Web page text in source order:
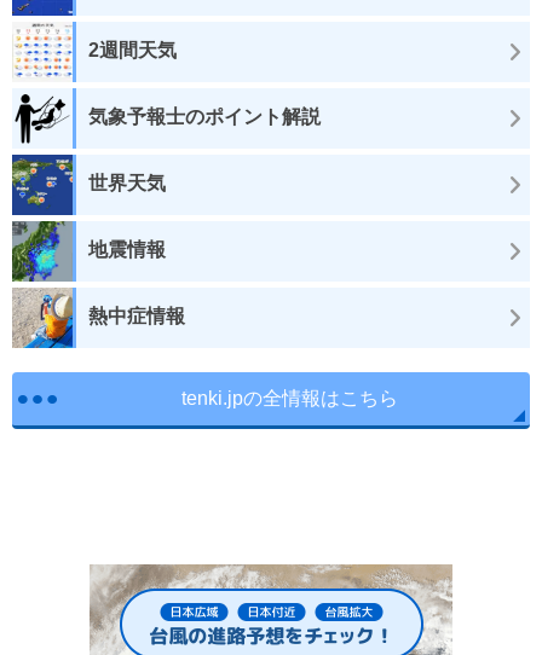
2週間天気
気象予報士のポイント解説
世界天気
地震情報
熱中症情報
tenki.jpの全情報はこちら